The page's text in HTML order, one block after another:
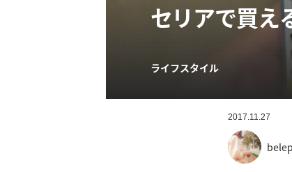
セリアで買
ライフスタイル
2017.11.27